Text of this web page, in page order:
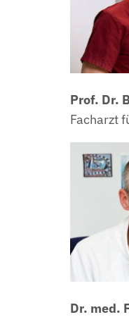
Prof. Dr.
Facharzt
Dr. med.